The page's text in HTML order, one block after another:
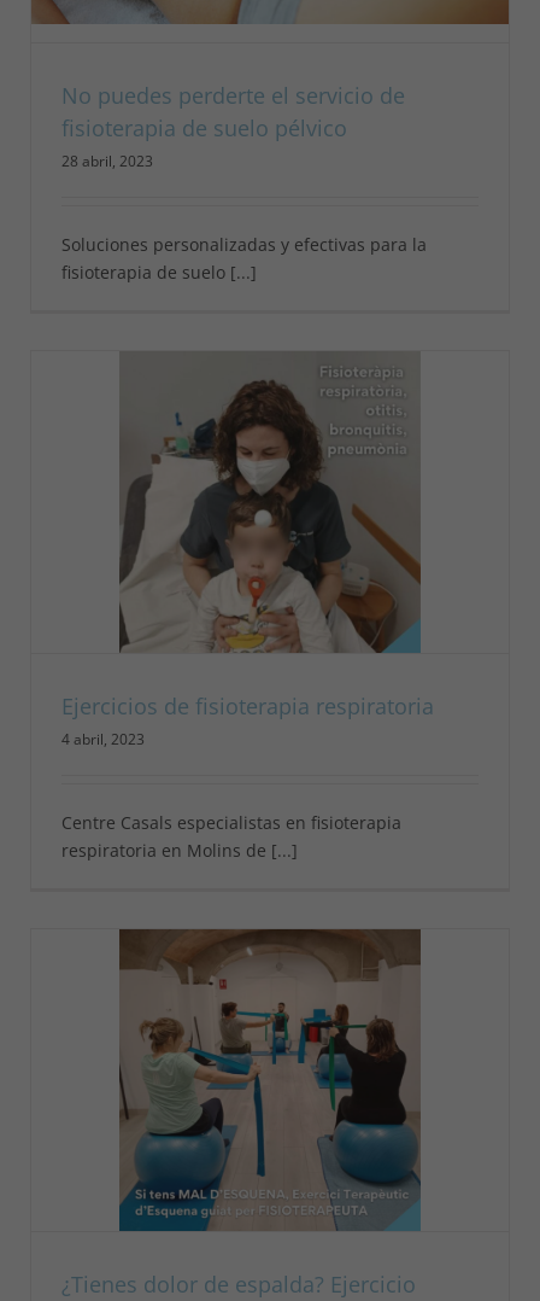
No puedes perderte el servicio de
fisioterapia de suelo pélvico
28 abril, 2023
Soluciones personalizadas y efectivas para la
fisioterapia de suelo [...]
Ejercicios de fisioterapia respiratoria
4 abril, 2023
Centre Casals especialistas en fisioterapia
respiratoria en Molins de [...]
¿Tienes dolor de espalda? Ejercicio